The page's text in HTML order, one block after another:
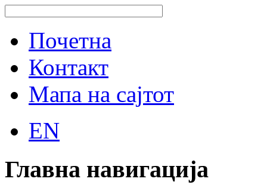
Почетна
Контакт
Мапа на сајтот
EN
Главна навигација